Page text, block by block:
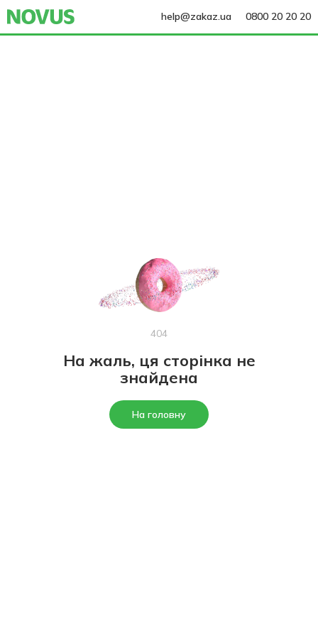
help@zakaz.ua 0800 20 20 20
404
На жаль, ця сторінка не
знайдена
На головну